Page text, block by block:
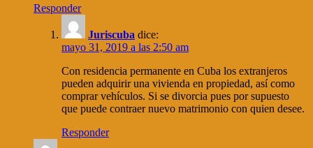
Responder
Juriscuba dice:
mayo 31, 2019 a las 2:50 am
Con residencia permanente en Cuba los extranjeros
pueden adquirir una vivienda en propiedad, así como
comprar vehículos. Si se divorcia pues por supuesto
que puede contraer nuevo matrimonio con quien desee.
Responder